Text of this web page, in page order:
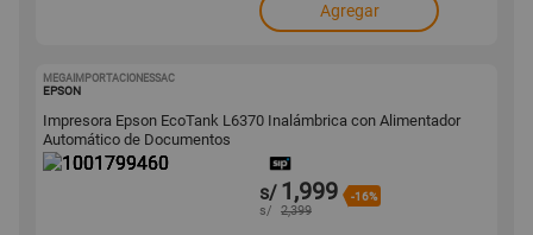
Agregar
MEGAIMPORTACIONESSAC
EPSON
Impresora Epson EcoTank L6370 Inalámbrica con Alimentador
Automático de Documentos
s/ 1,999 -16%
s/ 2,399